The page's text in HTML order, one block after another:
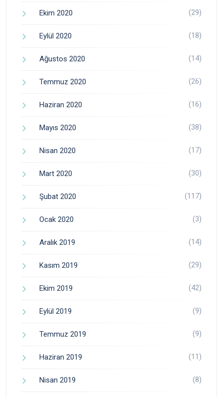
Ekim 2020 (29)
Eylül 2020 (18)
Ağustos 2020 (14)
Temmuz 2020 (26)
Haziran 2020 (16)
Mayıs 2020 (38)
Nisan 2020 (17)
Mart 2020 (30)
Şubat 2020 (117)
Ocak 2020 (3)
Aralık 2019 (14)
Kasım 2019 (29)
Ekim 2019 (42)
Eylül 2019 (9)
Temmuz 2019 (9)
Haziran 2019 (11)
Nisan 2019 (8)